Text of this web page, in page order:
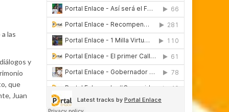
las
y
que
Juan